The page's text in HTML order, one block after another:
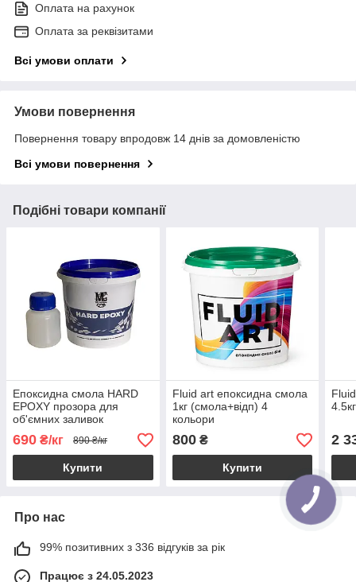
Оплата на рахунок
Оплата за реквізитами
Всі умови оплати
Умови повернення
Повернення товару впродовж 14 днів за домовленістю
Всі умови повернення
Подібні товари компанії
Епоксидна смола HARD
EPOXY прозора для
об'ємних заливок
стільниць з
затверджувачем (товщина
шару до 7см) 1кг
690 ₴/кг 890 ₴/кг
Купити
Fluid art епоксидна смола
1кг (смола+відп) 4
кольори
800₴
Купити
2
Про нас
99% позитивних з 336 відгуків за рік
Працює з 24.05.2023